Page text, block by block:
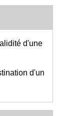
d'une
d'un